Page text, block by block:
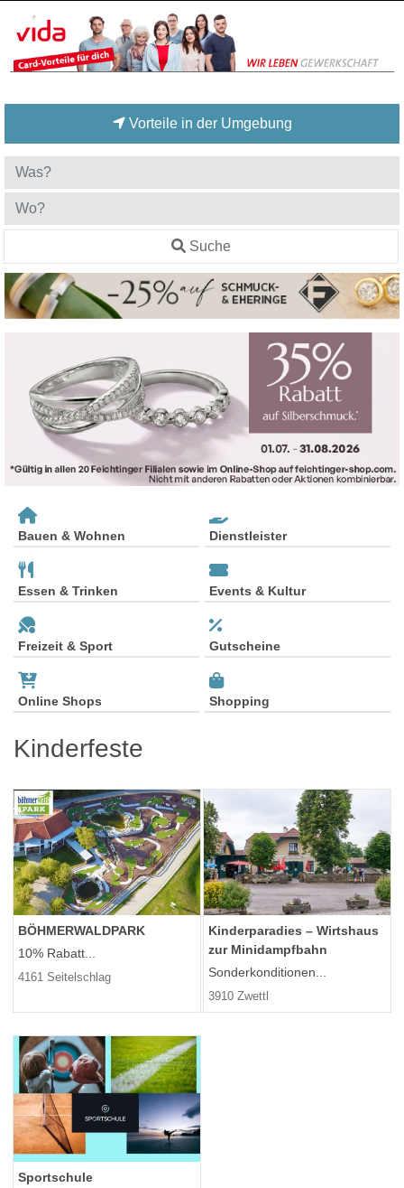
Vorteile in der Umgebung
Suche
Bauen & Wohnen Dienstleister
Essen & Trinken Events & Kultur
Freizeit & Sport Gutscheine
Online Shops Shopping
Kinderfeste
BÖHMERWALDPARK
10% Rabatt...
4161 Seitelschlag
Kinderparadies – Wirtshaus
zur Minidampfbahn
Sonderkonditionen...
3910 Zwettl
Sportschule